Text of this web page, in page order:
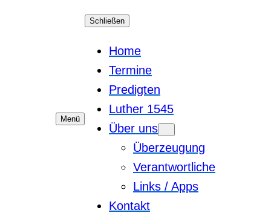
Menü
Schließen
Home
Termine
Predigten
Luther 1545
Über uns
Überzeugung
Verantwortliche
Links / Apps
Kontakt